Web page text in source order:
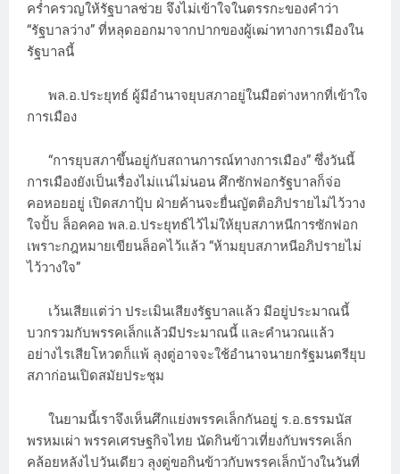
คร่ำครวญให้รัฐบาลช่วย จึงไม่เข้าใจในตรรกะของคำว่า
“รัฐบาลว่าง” ที่หลุดออกมาจากปากของผู้เฒ่าทางการเมืองใน
รัฐบาลนี้
พล.อ.ประยุทธ์ ผู้มีอำนาจยุบสภาอยู่ในมือต่างหากที่เข้าใจ
การเมือง
“การยุบสภาขึ้นอยู่กับสถานการณ์ทางการเมือง” ซึ่งวันนี้
การเมืองยังเป็นเรื่องไม่แน่ไม่นอน ศึกซักฟอกรัฐบาลก็จ่อ
คอหอยอยู่ เปิดสภาปุ้บ ฝ่ายค้านจะยื่นญัตติอภิปรายไม่ไว้วาง
ใจปั้บ ล็อคคอ พล.อ.ประยุทธ์ไว้ไม่ให้ยุบสภาหนีการซักฟอก
เพราะกฎหมายเขียนล็อคไว้แล้ว “ห้ามยุบสภาหนีอภิปรายไม่
ไว้วางใจ”
เว้นเสียแต่ว่า ประเมินเสียงรัฐบาลแล้ว มีอยู่ประมาณนี้
บวกรวมกับพรรคเล็กแล้วมีประมาณนี้ และคำนวณแล้ว
อย่างไรเสียโหวตก็แพ้ ลุงตู่อาจจะใช้อำนาจนายกรัฐมนตรียุบ
สภาก่อนเปิดสมัยประชุม
ในยามนี้เราจึงเห็นศึกแย่งพรรคเล็กกันอยู่ ร.อ.ธรรมนัส
พรหมเผ่า พรรคเศรษฐกิจไทย นัดกินข้าวเที่ยงกับพรรคเล็ก
คล้อยหลังไปวันเดียว ลุงตู่ขอกินข้าวกับพรรคเล็กบ้างในวันที่